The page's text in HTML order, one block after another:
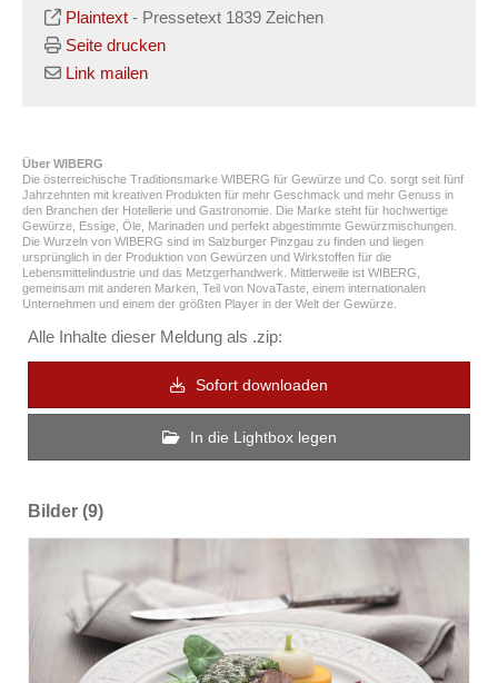
Plaintext - Pressetext 1839 Zeichen
Seite drucken
Link mailen
Über WIBERG
Die österreichische Traditionsmarke WIBERG für Gewürze und Co. sorgt seit fünf
Jahrzehnten mit kreativen Produkten für mehr Geschmack und mehr Genuss in
den Branchen der Hotellerie und Gastronomie. Die Marke steht für hochwertige
Gewürze, Essige, Öle, Marinaden und perfekt abgestimmte Gewürzmischungen.
Die Wurzeln von WIBERG sind im Salzburger Pinzgau zu finden und liegen
ursprünglich in der Produktion von Gewürzen und Wirkstoffen für die
Lebensmittelindustrie und das Metzgerhandwerk. Mittlerweile ist WIBERG,
gemeinsam mit anderen Marken, Teil von NovaTaste, einem internationalen
Unternehmen und einem der größten Player in der Welt der Gewürze.
Alle Inhalte dieser Meldung als .zip:
Sofort downloaden
In die Lightbox legen
Bilder (9)